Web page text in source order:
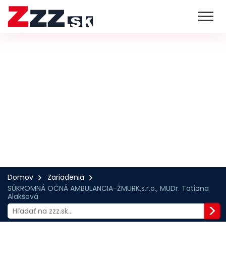
Domov
Zariadenia
SÚKROMNÁ OČNÁ AMBULANCIA-ŽMURK,s.r.o., MUDr. Tatiana
Alakšová